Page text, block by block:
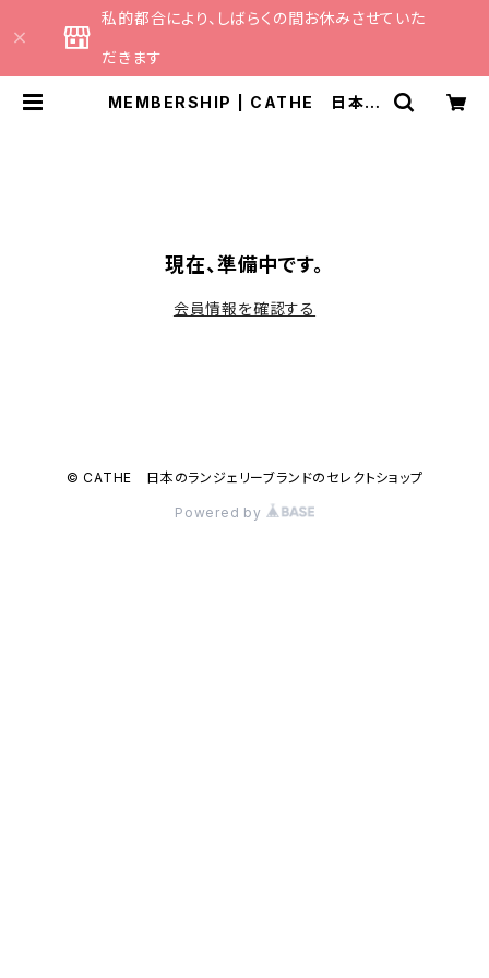
私的都合により、しばらくの間お休みさせていた
だきます
MEMBERSHIP | CATHE 日本の
現在、準備中です。
会員情報を確認する
© CATHE 日本のランジェリーブランドのセレクトショップ
Powered by